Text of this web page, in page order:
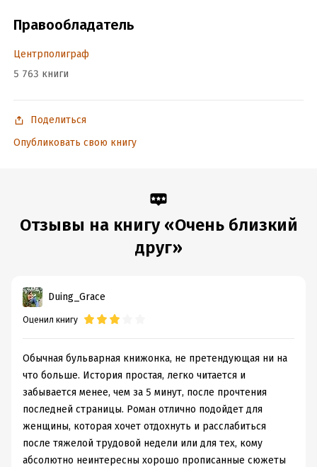
Правообладатель
Центрполиграф
5 763 книги
Поделиться
Опубликовать свою книгу
Отзывы на книгу «Очень близкий
друг»
Duing_Grace
Оценил книгу
Обычная бульварная книжонка, не претендующая ни на
что больше. История простая, легко читается и
забывается менее, чем за 5 минут, после прочтения
последней страницы. Роман отлично подойдет для
женщины, которая хочет отдохнуть и расслабиться
после тяжелой трудовой недели или для тех, кому
абсолютно неинтересны хорошо прописанные сюжеты